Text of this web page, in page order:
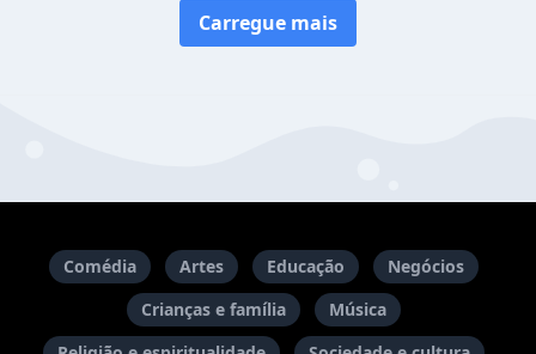
Carregue mais
Comédia Artes Educação
Negócios
Crianças e família
Música